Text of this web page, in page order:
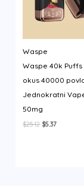
Waspe
Waspe 40k Puffs
okus 40000
Jednokratni
50mg
$25.12Izvorna
$5.37Trenutna